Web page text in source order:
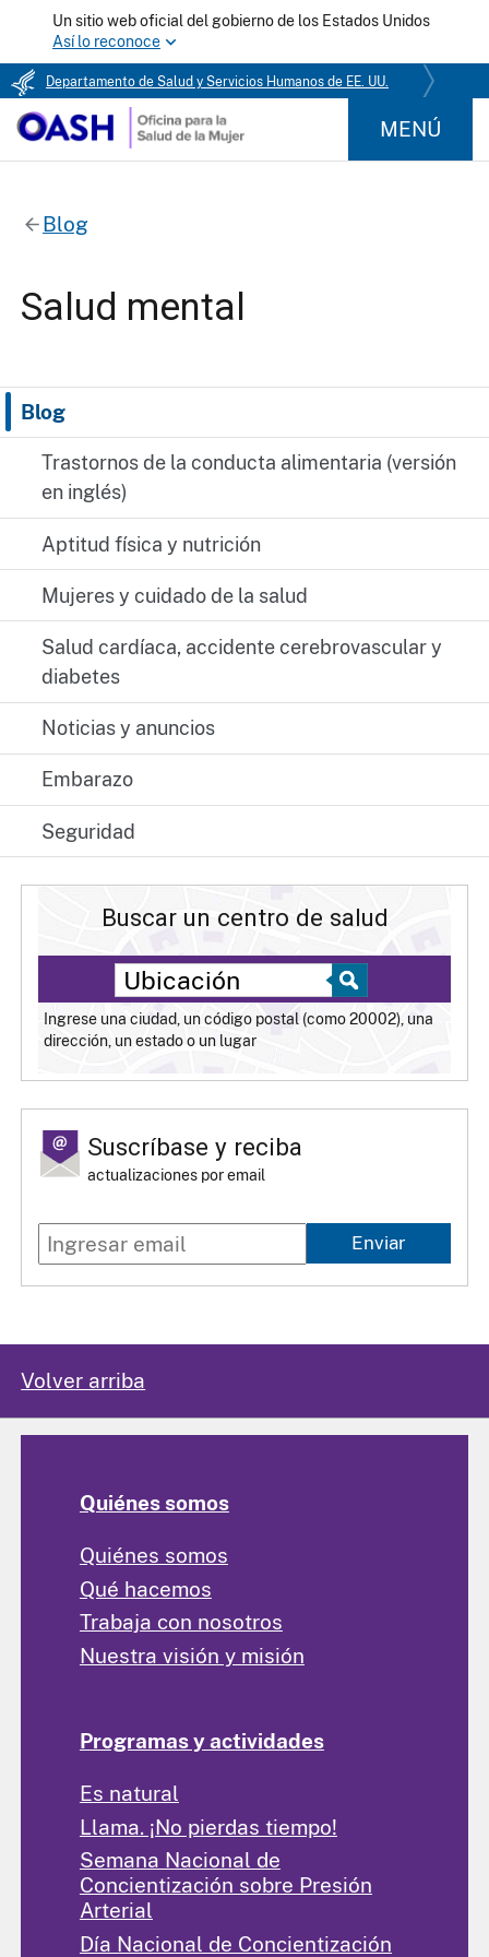
Un sitio web oficial del gobierno de los Estados Unidos
Así lo reconoce
Departamento de Salud y Servicios Humanos de EE. UU.
MENÚ
Blog
Blog
Trastornos de la conducta alimentaria (versión
en inglés)
Aptitud física y nutrición
Mujeres y cuidado de la salud
Salud cardíaca, accidente cerebrovascular y
diabetes
Noticias y anuncios
Embarazo
Seguridad
Buscar un centro de salud
Ingrese una ciudad, un código postal (como 20002), una
dirección, un estado o un lugar
Suscríbase y reciba
actualizaciones por email
Enviar
Salud mental
Volver arriba
Quiénes somos
Quiénes somos
Qué hacemos
Trabaja con nosotros
Nuestra visión y misión
Programas y actividades
Es natural
Llama. ¡No pierdas tiempo!
Semana Nacional de
Concientización sobre Presión
Arterial
Día Nacional de Concientización